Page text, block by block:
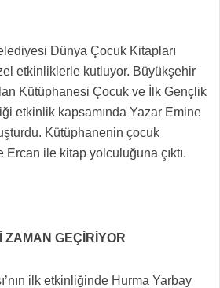
Dünya Çocuk Kitapları
etkinliklerle kutluyor. Büyükşehir
Kütüphanesi Çocuk ve İlk Gençlik
etkinlik kapsamında Yazar Emine
Kütüphanenin çocuk
ile kitap yolculuğuna çıktı.
GEÇİRİYOR
ilk etkinliğinde Hurma Yarbay